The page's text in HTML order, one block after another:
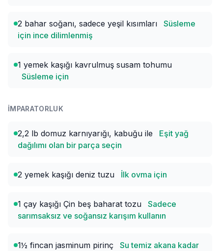
2 bahar soğanı, sadece yeşil kısımları
Süsleme
için ince dilimlenmiş
1 yemek kaşığı kavrulmuş susam tohumu
Süsleme için
İMPARATORLUK
2,2 lb domuz karnıyarığı, kabuğu ile
Eşit yağ
dağılımı olan bir parça seçin
2 yemek kaşığı deniz tuzu İlk ovma için
1 çay kaşığı Çin beş baharat tozu
Sadece
sarımsaksız ve soğansız karışım kullanın
1½ fincan jasminum pirinç
Su temiz akana kadar